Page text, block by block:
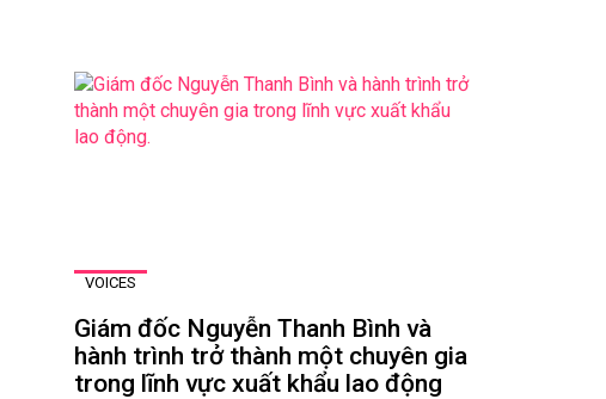
VOICES
Giám đốc Nguyễn Thanh Bình và
hành trình trở thành một chuyên gia
trong lĩnh vực xuất khẩu lao động